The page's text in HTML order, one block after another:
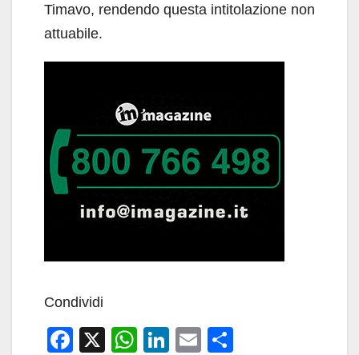
Timavo, rendendo questa intitolazione non
attuabile.
Condividi
F
X
W
Li
E